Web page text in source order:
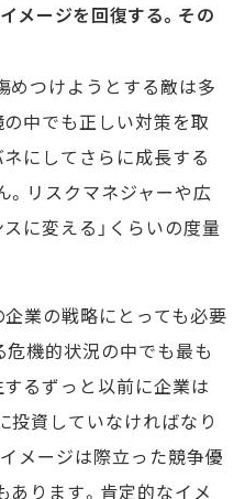
メージを回復する。その
つけようとする敵は多
の中でも正しい対策を取
にしてさらに成長する
。リスクマネジャーや広
に変える」くらいの度量
業の戦略にとっても必要
機的状況の中でも最も
るずっと以前に企業は
投資していなければなり
メージは際立った競争優
ります。肯定的なイメ